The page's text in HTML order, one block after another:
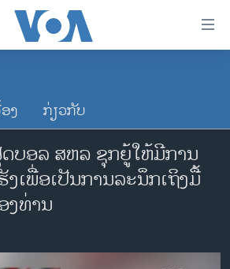
ບໍດີ ສະຫະລັດ 2024
ງ ກ່ຽວກັບ
ບອ​ລ ສຫລ ຊຸກ​ຍູ້​ໃຫ້​ມີ​ການ​
ເພື່ອ​ເປັນ​ການ​ລະ​ນຶກ​ເຖິງມື້​
ງທ່ານ